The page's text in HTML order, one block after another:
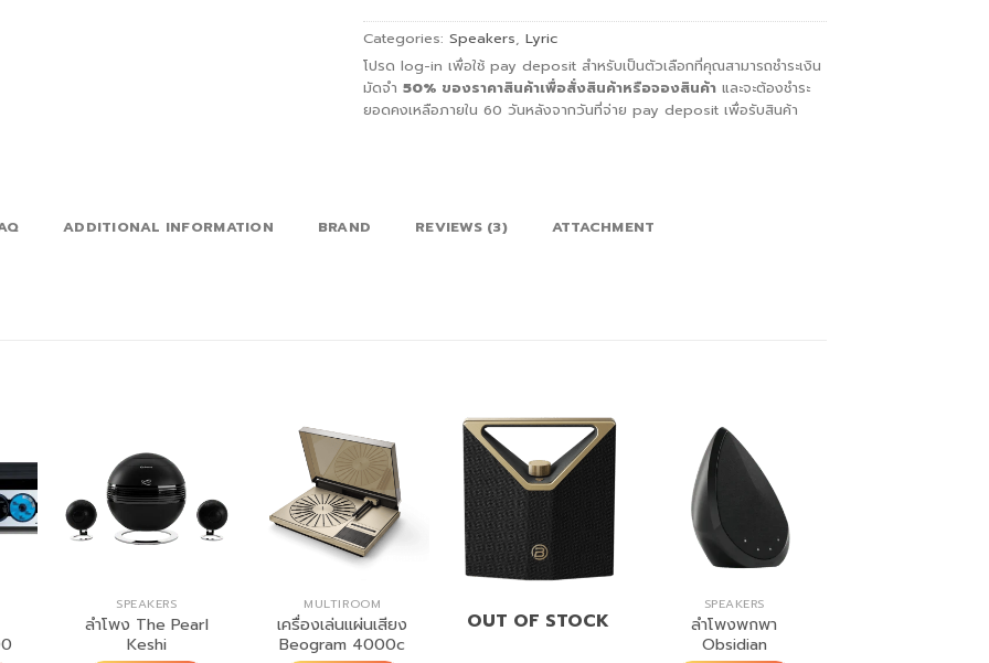
Categories: Speakers, Lyric
โปรด log-in เพื่อใช้ pay deposit สำหรับเป็นตัวเลือกที่คุณสามารถชำระเงิน
มัดจำ 50% ของราคาสินค้าเพื่อสั่งสินค้าหรือจองสินค้า และจะต้องชำระ
ยอดคงเหลือภายใน 60 วันหลังจากวันที่จ่าย pay deposit เพื่อรับสินค้า
ADDITIONAL INFORMATION BRAND REVIEWS (3) ATTACHMENT
SPEAKERS
ลำโพง The Pearl
Keshi
MULTIROOM
เครื่องเล่นแผ่นเสียง
Beogram 4000c
OUT OF STOCK
SPEAKERS
ลำโพงพกพา
Obsidian